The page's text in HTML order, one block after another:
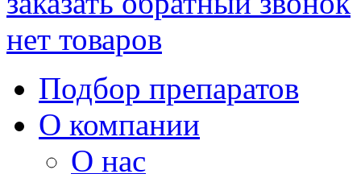
нет товаров
Подбор препаратов
О компании
О нас